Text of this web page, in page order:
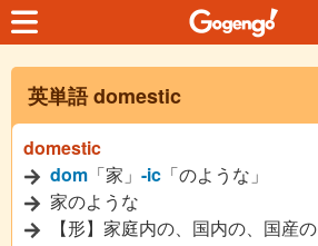
英単語 domestic
domestic
dom 「家」 -ic 「のような」
家のような
【形】家庭内の、国内の、国産の